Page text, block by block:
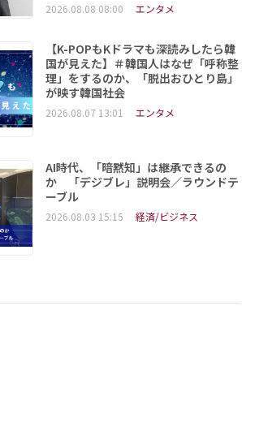
2026.08.08 08:00 エンタメ
【K-POPもKドラマも深読みしたら韓
国が見えた】＃韓国人はなぜ「呼称整
理」をするのか、「脱出おひとり島」
が映す韓国社会
2026.08.07 13:01 エンタメ
AI時代、「暗黙知」は継承できるの
か 「デジブレ」説明会／ラウンドテ
ーブル
2026.08.03 15:15 経済/ビジネス